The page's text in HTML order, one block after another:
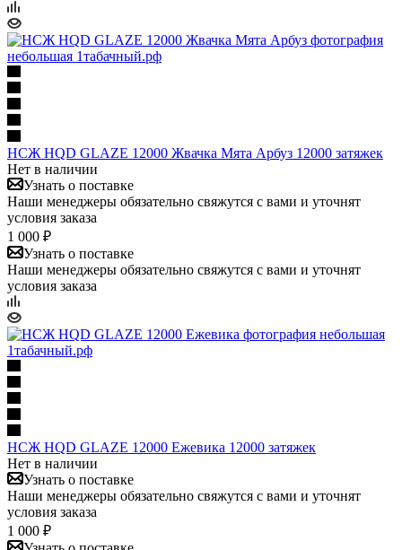
НСЖ HQD GLAZE 12000 Жвачка Мята Арбуз 12000 затяжек
Нет в наличии
Узнать о поставке
Наши менеджеры обязательно свяжутся с вами и уточнят
условия заказа
1 000 ₽
Узнать о поставке
Наши менеджеры обязательно свяжутся с вами и уточнят
условия заказа
НСЖ HQD GLAZE 12000 Ежевика 12000 затяжек
Нет в наличии
Узнать о поставке
Наши менеджеры обязательно свяжутся с вами и уточнят
условия заказа
1 000 ₽